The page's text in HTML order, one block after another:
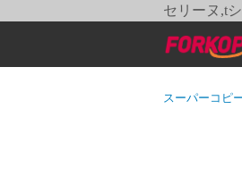
セリーヌ,t
スーパーコピ